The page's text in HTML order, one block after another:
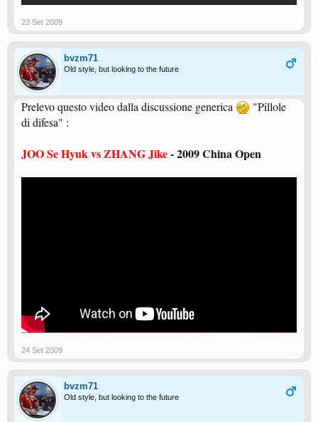
23 Set 2009
bvzm71
Old style, but looking to the future
Prelevo questo video dalla discussione generica
"Pillole
di difesa" :
JOO Se Hyuk vs ZHANG Jike- 2009 China Open
24 Set 2009
bvzm71
Old style, but looking to the future